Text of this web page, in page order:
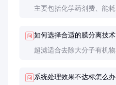
主要包括化学药剂费、能
问 如何选择合适的膜分离技术
超滤适合去除大分子有机
问 系统处理效果不达标怎么办